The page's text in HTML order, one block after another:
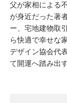
父が家相による
が身近だった著
ー、宅地建物取
ら快適で幸せな
デザイン協会代
て開運へ踏み出